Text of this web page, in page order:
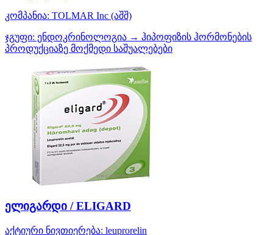
კომპანია: TOLMAR Inc (აშშ)
ჯგუფი: ენდოკრინოლოგია → ჰიპოფიზის ჰორმონების
პროდუქციაზე მოქმედი საშუალებები
ელიგარდი / ELIGARD
აქტიური ნივთიერება: leuprorelin